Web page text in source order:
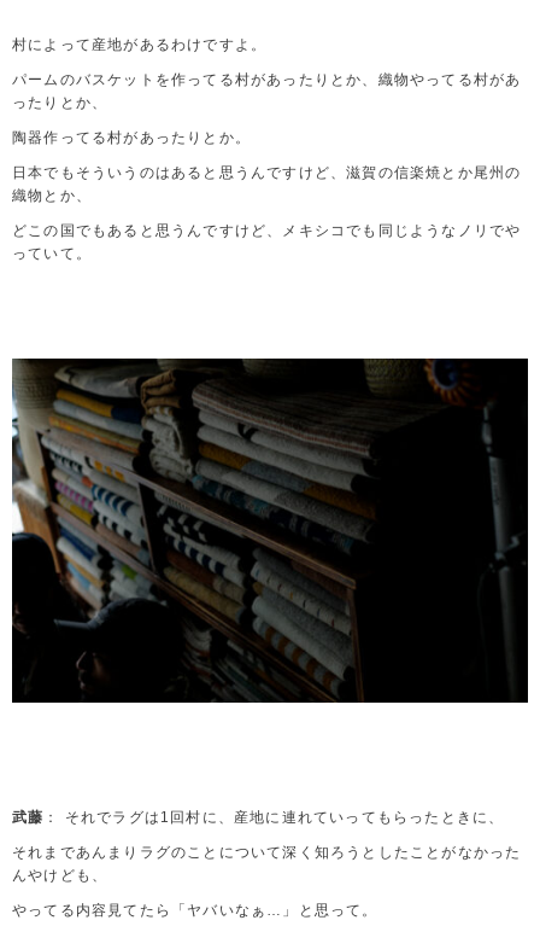
村によって産地があるわけですよ。
パームのバスケットを作ってる村があったりとか、織物やってる村があ
ったりとか、
陶器作ってる村があったりとか。
日本でもそういうのはあると思うんですけど、滋賀の信楽焼とか尾州の
織物とか、
どこの国でもあると思うんですけど、メキシコでも同じようなノリでや
っていて。
武藤 ： それでラグは1回村に、産地に連れていってもらったときに、
それまであんまりラグのことについて深く知ろうとしたことがなかった
んやけども、
やってる内容見てたら「ヤバいなぁ…」と思って。